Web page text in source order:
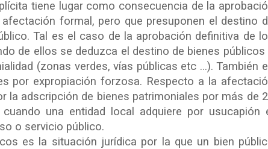
tiene lugar como consecuencia de la
formal, pero que presuponen el destino
Tal es el caso de la aprobación definitiva de
de ellos se deduzca el destino de bienes públicos
(zonas verdes, vías públicas etc …). También
por expropiación forzosa. Respecto a la
la adscripción de bienes patrimoniales por más de
una entidad local adquiere por usucapión
o servicio público.
es la situación jurídica por la que un bien